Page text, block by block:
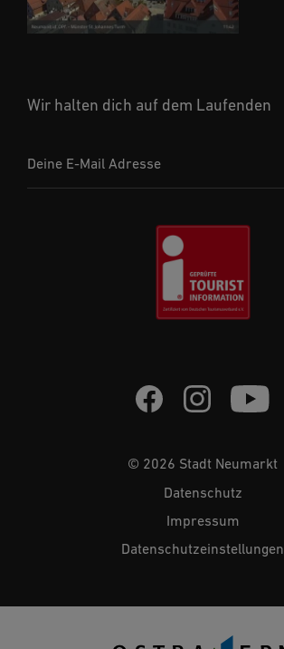
Wir halten dich auf dem Laufenden
Deine E-Mail Adresse
© 2026 Stadt Neumarkt
Datenschutz
Impressum
Datenschutzeinstellungen